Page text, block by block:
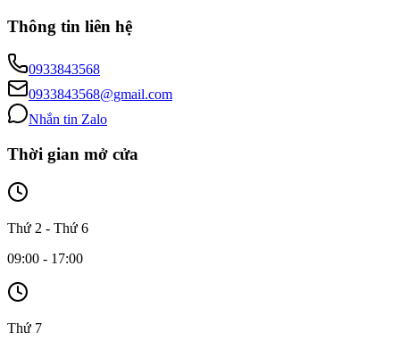
Thông tin liên hệ
0933843568
0933843568@gmail.com
Nhắn tin Zalo
Thời gian mở cửa
Thứ 2 - Thứ 6
09:00 - 17:00
Thứ 7